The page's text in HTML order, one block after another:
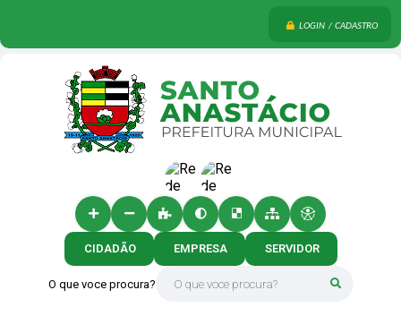
LOGIN / CADASTRO
O que voce procura?
CIDADÃO EMPRESA SERVIDOR